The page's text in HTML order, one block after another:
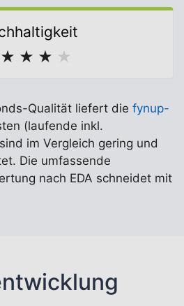
★ ★ ★ ★
Qualität liefert die fynup-
(laufende inkl.
im Vergleich gering und
Die umfassende
nach EDA schneidet mit